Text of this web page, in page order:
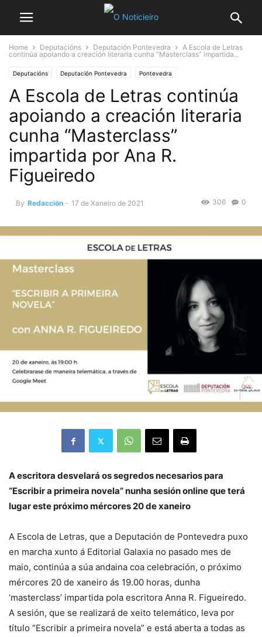
Home Deputacións Deputación Pontevedra
A Escola de Letras
continúa apoiando a creación literaria cunha “Masterclass” impartida...
Deputacións Deputación Pontevedra Pontevedra
A Escola de Letras continúa
apoiando a creación literaria
cunha “Masterclass”
impartida por Ana R.
Figueiredo
By Redacción - 17 de Xaneiro de 2021 0
306
A escritora desvelará os segredos necesarios para
“Escribir a primeira novela” nunha sesión online que terá
lugar este próximo mércores 20 de xaneiro
A Escola de Letras, que a Deputación de Pontevedra puxo
en marcha xunto á Editorial Galaxia no pasado mes de
maio, continúa a súa andaina coa celebración, o próximo
mércores 20 de xaneiro ás 19.00 horas, dunha
‘masterclass’ impartida pola escritora Anna R. Figueiredo.
A sesión, que se realizará de xeito telemático, leva por
título “Escribir a primeira novela” e está aberta a todas as